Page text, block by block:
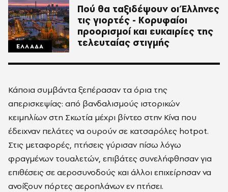
ΕΛΛΑΔΑ
Πού θα ταξιδέψουν οι Έλληνες
τις γιορτές - Κορυφαίοι
προορισμοί και ευκαιρίες της
τελευταίας στιγμής
Κάποια συμβάντα ξεπέρασαν τα όρια της
απερισκεψίας: από βανδαλισμούς ιστορικών
κειμηλίων στη Σκωτία μέχρι βίντεο στην Κίνα που
έδειχναν πελάτες να ουρούν σε κατσαρόλες hotpot.
Στις μεταφορές, πτήσεις γύρισαν πίσω λόγω
φραγμένων τουαλετών, επιβάτες συνελήφθησαν για
επιθέσεις σε αεροσυνοδούς και άλλοι επιχείρησαν να
ανοίξουν πόρτες αεροπλάνων εν πτήσει.